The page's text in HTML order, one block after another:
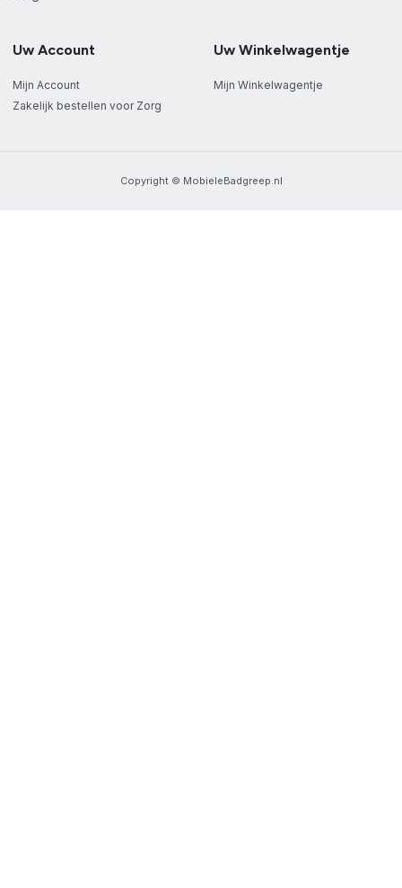
Uw Account
Mijn Account
Zakelijk bestellen voor Zorg
Uw Winkelwagentje
Mijn Winkelwagentje
Copyright © MobieleBadgreep.nl